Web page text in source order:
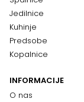
Jedilnice
Kuhinje
Predsobe
Kopalnice
INFORMACIJE
O nas